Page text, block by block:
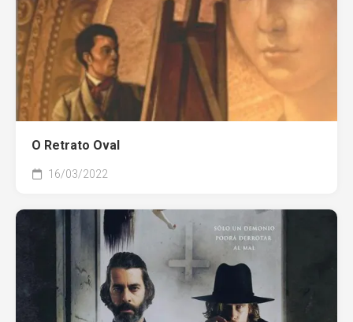
O Retrato Oval
16/03/2022